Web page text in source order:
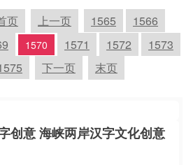
页 上一页 1565
1566
1570 1571 1572
1573
下一页 末页
创意 海峡两岸汉字文化创意